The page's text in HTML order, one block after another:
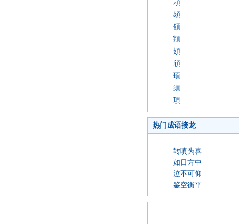
頛
頦
頜
頖
頍
頎
頊
須
項
热门成语接龙
转嗔为喜
如日方中
泣不可仰
鉴空衡平